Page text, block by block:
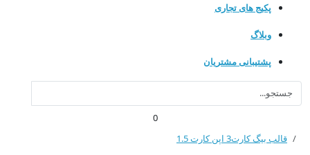
پکیج های تجاری
وبلاگ
پشتیبانی مشتریان
0
قالب بیگ کارت3 اپن کارت 1.5